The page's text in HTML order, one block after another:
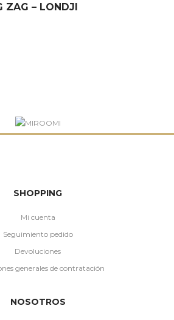
ZAG – LONDJI
SHOPPING
Mi cuenta
Seguimiento pedido
Devoluciones
generales de contratación
NOSOTROS